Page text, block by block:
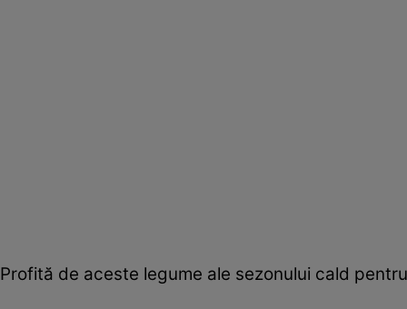
Profită de aceste legume ale sezonului cald